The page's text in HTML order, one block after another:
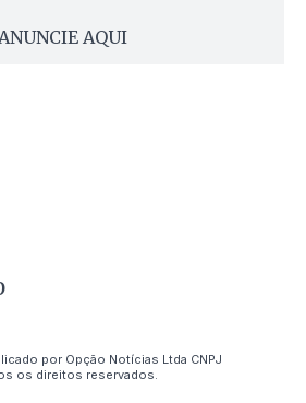
ANUNCIE AQUI
por Opção Notícias Ltda CNPJ
os direitos reservados.